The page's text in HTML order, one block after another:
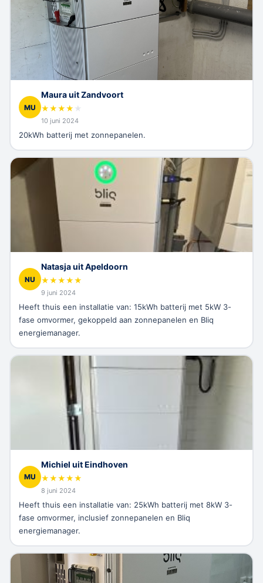
MU
Maura uit Zandvoort
★★★★ ★
10 juni 2024
20kWh batterij met zonnepanelen.
NU
Natasja uit Apeldoorn
★★★★★
9 juni 2024
Heeft thuis een installatie van: 15kWh batterij met 5kW 3-
fase omvormer, gekoppeld aan zonnepanelen en Bliq
energiemanager.
MU
Michiel uit Eindhoven
★★★★★
8 juni 2024
Heeft thuis een installatie van: 25kWh batterij met 8kW 3-
fase omvormer, inclusief zonnepanelen en Bliq
energiemanager.